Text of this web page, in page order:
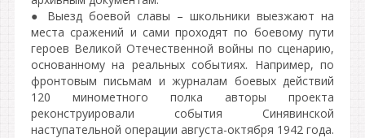
● Выезд боевой славы – школьники выезжают на
места сражений и сами проходят по боевому пути
героев Великой Отечественной войны по сценарию,
основанному на реальных событиях. Например, по
фронтовым письмам и журналам боевых действий
120 минометного полка авторы проекта
реконструировали события Синявинской
наступательной операции августа-октября 1942 года.